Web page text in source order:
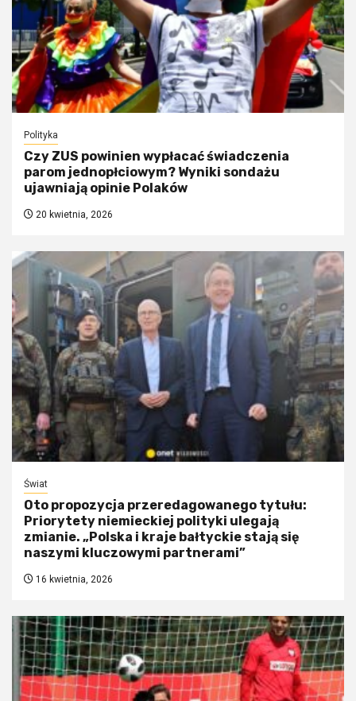
Polityka
Czy ZUS powinien wypłacać świadczenia
parom jednopłciowym? Wyniki sondażu
ujawniają opinie Polaków
20 kwietnia, 2026
Świat
Oto propozycja przeredagowanego tytułu:
Priorytety niemieckiej polityki ulegają
zmianie. „Polska i kraje bałtyckie stają się
naszymi kluczowymi partnerami”
16 kwietnia, 2026